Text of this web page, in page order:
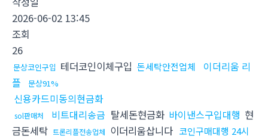
2026-06-02 13:45
조회
26
문상코인구입 테더코인이체구입 돈세탁안전업체
이더리움 리
플
문상91%
신용카드미동의현금화
sol판매처 비트대리송금 탈세돈현금화 바이낸스구입대행 현
금돈세탁 트론리플전송업체 이더리움삽니다 코인구매대행 24시